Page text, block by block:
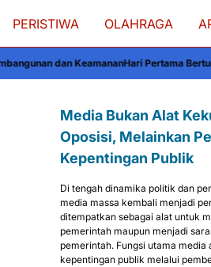
PERISTIWA OLAHRAGA
Hari Pertama Bertugas, Kabagbinkar
Media Bukan Alat
Oposisi, Melainkan
Kepentingan Publik
Di tengah dinamika politik dan
media massa kembali menjadi
ditempatkan sebagai alat untuk
pemerintah maupun menjadi
pemerintah. Fungsi utama media
kepentingan publik melalui